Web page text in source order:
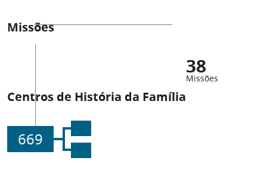
Missões
38
Missões
Centros de História da Família
669